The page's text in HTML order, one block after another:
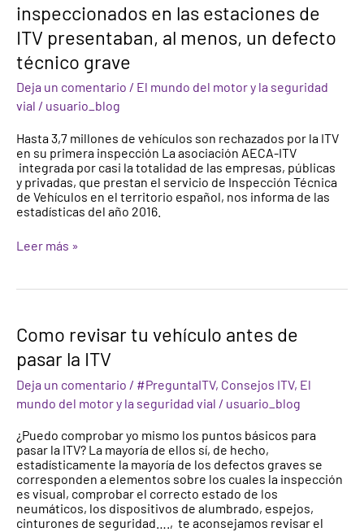
inspeccionados en las estaciones de
ITV presentaban, al menos, un defecto
técnico grave
Deja un comentario / El mundo del motor y la seguridad
vial / usuario_blog
Hasta 3,7 millones de vehículos son rechazados por la ITV
en su primera inspección La asociación AECA-ITV
integrada por casi la totalidad de las empresas, públicas
y privadas, que prestan el servicio de Inspección Técnica
de Vehículos en el territorio español, nos informa de las
estadísticas del año 2016.
de
vehículos
inspeccionados
en
las
estaciones
de
presentaban,
al
menos,
un
defecto
técnico
Leer más »
Como revisar tu vehículo antes de
pasar la ITV
Deja un comentario / #PreguntaITV, Consejos ITV, El
mundo del motor y la seguridad vial / usuario_blog
¿Puedo comprobar yo mismo los puntos básicos para
pasar la ITV? La mayoría de ellos sí, de hecho,
estadísticamente la mayoría de los defectos graves se
corresponden a elementos sobre los cuales la inspección
es visual, comprobar el correcto estado de los
neumáticos, los dispositivos de alumbrado, espejos,
cinturones de seguridad…., te aconsejamos revisar el
Como
revisar
tu
vehículo
antes
de
la
ITV